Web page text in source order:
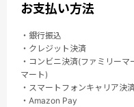
お支払い方法
・銀行振込
・クレジット決済
・コンビニ決済(ファミリー
マート)
・スマートフォンキャリア決
・Amazon Pay